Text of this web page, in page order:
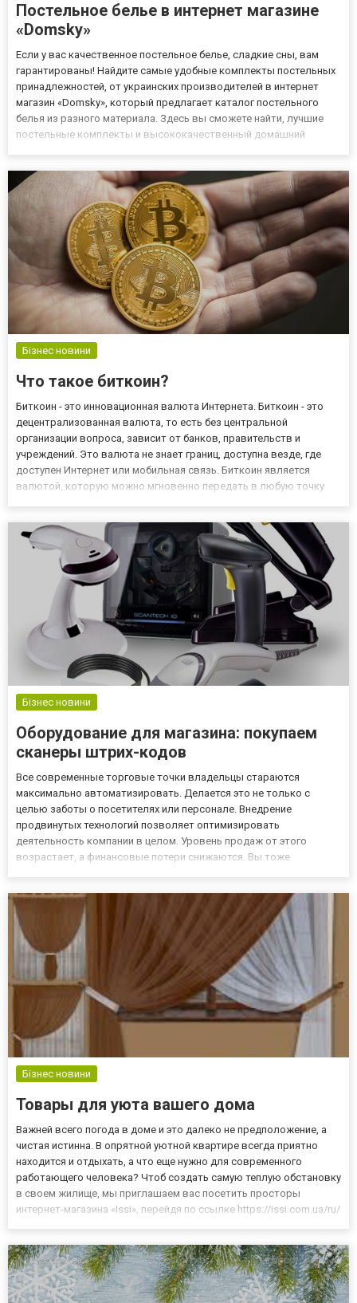
Постельное белье в интернет магазине
«Domsky»
Если у вас качественное постельное белье, сладкие сны, вам
гарантированы! Найдите самые удобные комплекты постельных
принадлежностей, от украинских производителей в интернет
магазин «Domsky», который предлагает каталог постельного
белья из разного материала. Здесь вы сможете найти, лучшие
постельные комплекты и высококачественный домашний
высококачествен...
Бізнес новини
Что такое биткоин?
Биткоин - это инновационная валюта Интернета. Биткоин - это
децентрализованная валюта, то есть без центральной
организации вопроса, зависит от банков, правительств и
учреждений. Это валюта не знает границ, доступна везде, где
доступен Интернет или мобильная связь. Биткоин является
валютой, которую можно мгновенно передать в любую точку
лучших крипт...
Бізнес новини
Оборудование для магазина: покупаем
сканеры штрих-кодов
Все современные торговые точки владельцы стараются
максимально автоматизировать. Делается это не только с
целью заботы о посетителях или персонале. Внедрение
продвинутых технологий позволяет оптимизировать
деятельность компании в целом. Уровень продаж от этого
возрастает, а финансовые потери снижаются. Вы тоже
trade.org.ua сканер штрих-кода –...
Бізнес новини
Товары для уюта вашего дома
Важней всего погода в доме и это далеко не предположение, а
чистая истинна. В опрятной уютной квартире всегда приятно
находится и отдыхать, а что еще нужно для современного
работающего человека? Чтоб создать самую теплую обстановку
в своем жилище, мы приглашаем вас посетить просторы
интернет-магазина «Issi», перейдя по ссылке https://issi.com.ua/ru/